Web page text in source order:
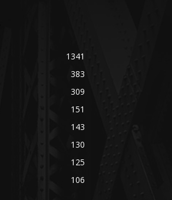
1341
383
309
151
143
130
125
106